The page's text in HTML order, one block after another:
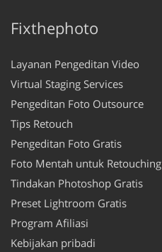
Fixthephoto
Layanan Pengeditan Video
Virtual Staging Services
Pengeditan Foto Outsource
Tips Retouch
Pengeditan Foto Gratis
Foto Mentah untuk Retouching
Tindakan Photoshop Gratis
Preset Lightroom Gratis
Program Afiliasi
Kebijakan pribadi